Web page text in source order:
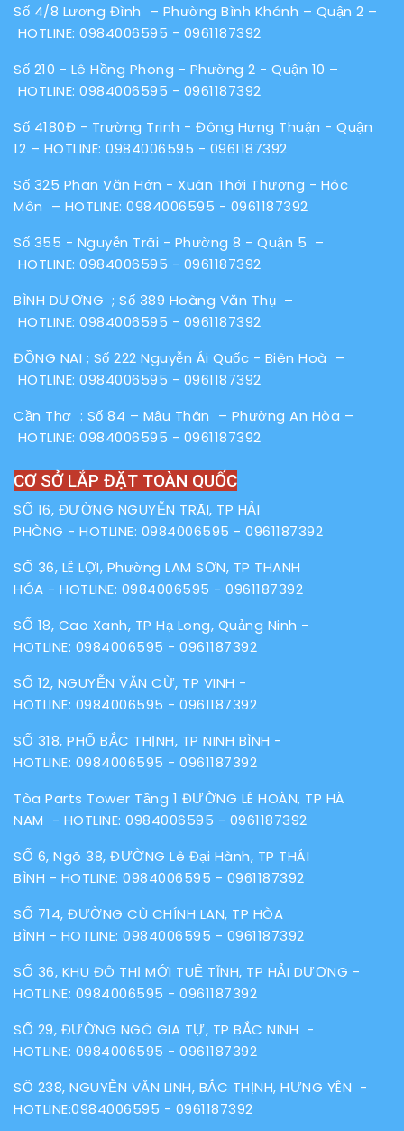
Số 4/8 Lương Đình – Phường Bình Khánh – Quận 2 –
HOTLINE: 0984006595 - 0961187392
Số 210 - Lê Hồng Phong - Phường 2 - Quận 10 –
HOTLINE: 0984006595 - 0961187392
Số 4180Đ - Trường Trinh - Đông Hưng Thuận - Quận
12 – HOTLINE: 0984006595 - 0961187392
Số 325 Phan Văn Hớn - Xuân Thới Thượng - Hóc
Môn – HOTLINE: 0984006595 - 0961187392
Số 355 - Nguyễn Trãi - Phường 8 - Quận 5 –
HOTLINE: 0984006595 - 0961187392
BÌNH DƯƠNG ; Số 389 Hoàng Văn Thụ –
HOTLINE: 0984006595 - 0961187392
ĐỒNG NAI ; Số 222 Nguyễn Ái Quốc - Biên Hoà –
HOTLINE: 0984006595 - 0961187392
Cần Thơ : Số 84 – Mậu Thân – Phường An Hòa –
HOTLINE: 0984006595 - 0961187392
CƠ SỞ LẮP ĐẶT TOÀN QUỐC
SỐ 16, ĐƯỜNG NGUYỄN TRÃI, TP HẢI
PHÒNG - HOTLINE: 0984006595 - 0961187392
SỐ 36, LÊ LỢI, Phường LAM SƠN, TP THANH
HÓA - HOTLINE: 0984006595 - 0961187392
SỐ 18, Cao Xanh, TP Hạ Long, Quảng Ninh -
HOTLINE: 0984006595 - 0961187392
SỐ 12, NGUYỄN VĂN CỪ, TP VINH -
HOTLINE: 0984006595 - 0961187392
SỐ 318, PHỐ BẮC THỊNH, TP NINH BÌNH -
HOTLINE: 0984006595 - 0961187392
Tòa Parts Tower Tầng 1 ĐƯỜNG LÊ HOÀN, TP HÀ
NAM - HOTLINE: 0984006595 - 0961187392
SỐ 6, Ngõ 38, ĐƯỜNG Lê Đại Hành, TP THÁI
BÌNH - HOTLINE: 0984006595 - 0961187392
SỐ 714, ĐƯỜNG CÙ CHÍNH LAN, TP HÒA
BÌNH - HOTLINE: 0984006595 - 0961187392
SỐ 36, KHU ĐÔ THỊ MỚI TUỆ TĨNH, TP HẢI DƯƠNG -
HOTLINE: 0984006595 - 0961187392
SỐ 29, ĐƯỜNG NGÔ GIA TỰ, TP BẮC NINH -
HOTLINE: 0984006595 - 0961187392
SỐ 238, NGUYỄN VĂN LINH, BẮC THỊNH, HƯNG YÊN -
HOTLINE:0984006595 - 0961187392